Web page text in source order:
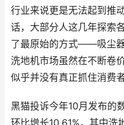
行业来说更是无法起到推
话，大部分人这几年探索
了最原始的方式——吸尘
洗地机市场虽然在不断卷
似乎并没有真正抓住消费
黑猫投诉今年10月发布的